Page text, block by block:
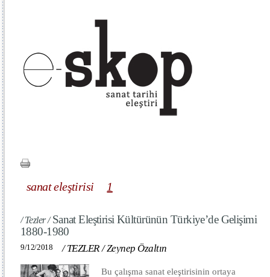
sanat eleştirisi 1
/ Tezler /Sanat Eleştirisi Kültürünün Türkiye’de Gelişimi
1880-1980
9/12/2018 /TEZLER /Zeynep Özaltın
Bu çalışma sanat eleştirisinin ortaya